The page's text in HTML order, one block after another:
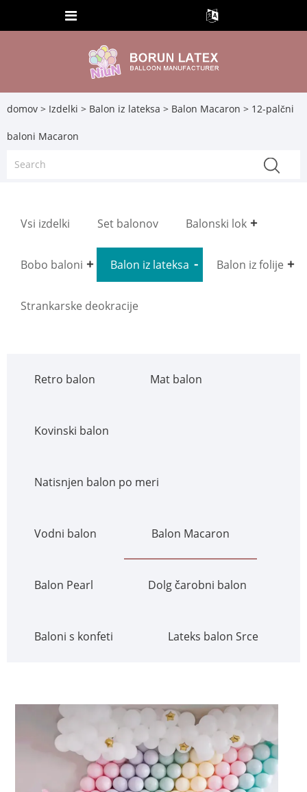
domov > Izdelki > Balon iz lateksa > Balon Macaron > 12-palčni
baloni Macaron
Vsi izdelki Set balonov Balonski lok
Bobo baloni Balon iz lateksa Balon iz folije
Strankarske deokracije
Retro balon Mat balon
Kovinski balon
Natisnjen balon po meri
Vodni balon Balon Macaron
Balon Pearl Dolg čarobni balon
Baloni s konfeti Lateks balon Srce